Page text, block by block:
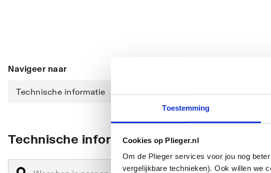
Toestemming
Cookies op Plieger.nl
Om de Plieger services voor jou nog
vergelijkbare technieken). Ook willen we
Navigeer naar
Technische informatie
Technische informatie